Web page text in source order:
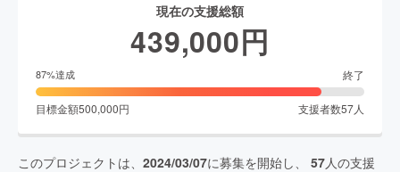
現在の支援総額
439,000円
87%達成 終了
目標金額500,000円 支援者数57人
このプロジェクトは、 2024/03/07に募集を開始し、 57人の支援